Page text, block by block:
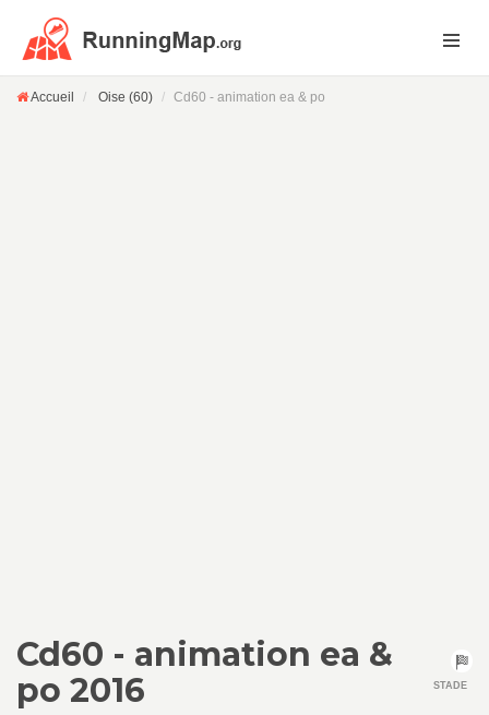
Accueil Oise (60) Cd60 - animation ea & po
Cd60 - animation ea &
po 2016
STADE